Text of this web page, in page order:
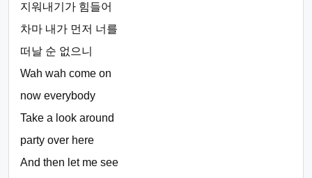
지워내기가 힘들어
차마 내가 먼저 너를
떠날 순 없으니
Wah wah come on
now everybody
Take a look around
party over here
And then let me see